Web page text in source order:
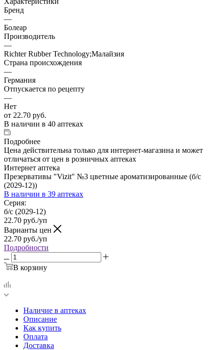
Бренд
—
Болеар
Производитель
—
Richter Rubber Technology;Малайзия
Страна происхождения
—
Германия
Отпускается по рецепту
—
Нет
от 22.70 руб.
В наличии в 40 аптеках
Подробнее
Цена действительна только для интернет-магазина и может
отличаться от цен в розничных аптеках
Интернет аптека
Презервативы "Vizit" №3 цветные ароматизированные (б/с
(2029-12))
В наличии в 39 аптеках
Серия:
б/с (2029-12)
22.70 руб./уп
Варианты цен
22.70 руб./уп
Подробности
В корзину
Наличие в аптеках
Описание
Как купить
Оплата
Доставка